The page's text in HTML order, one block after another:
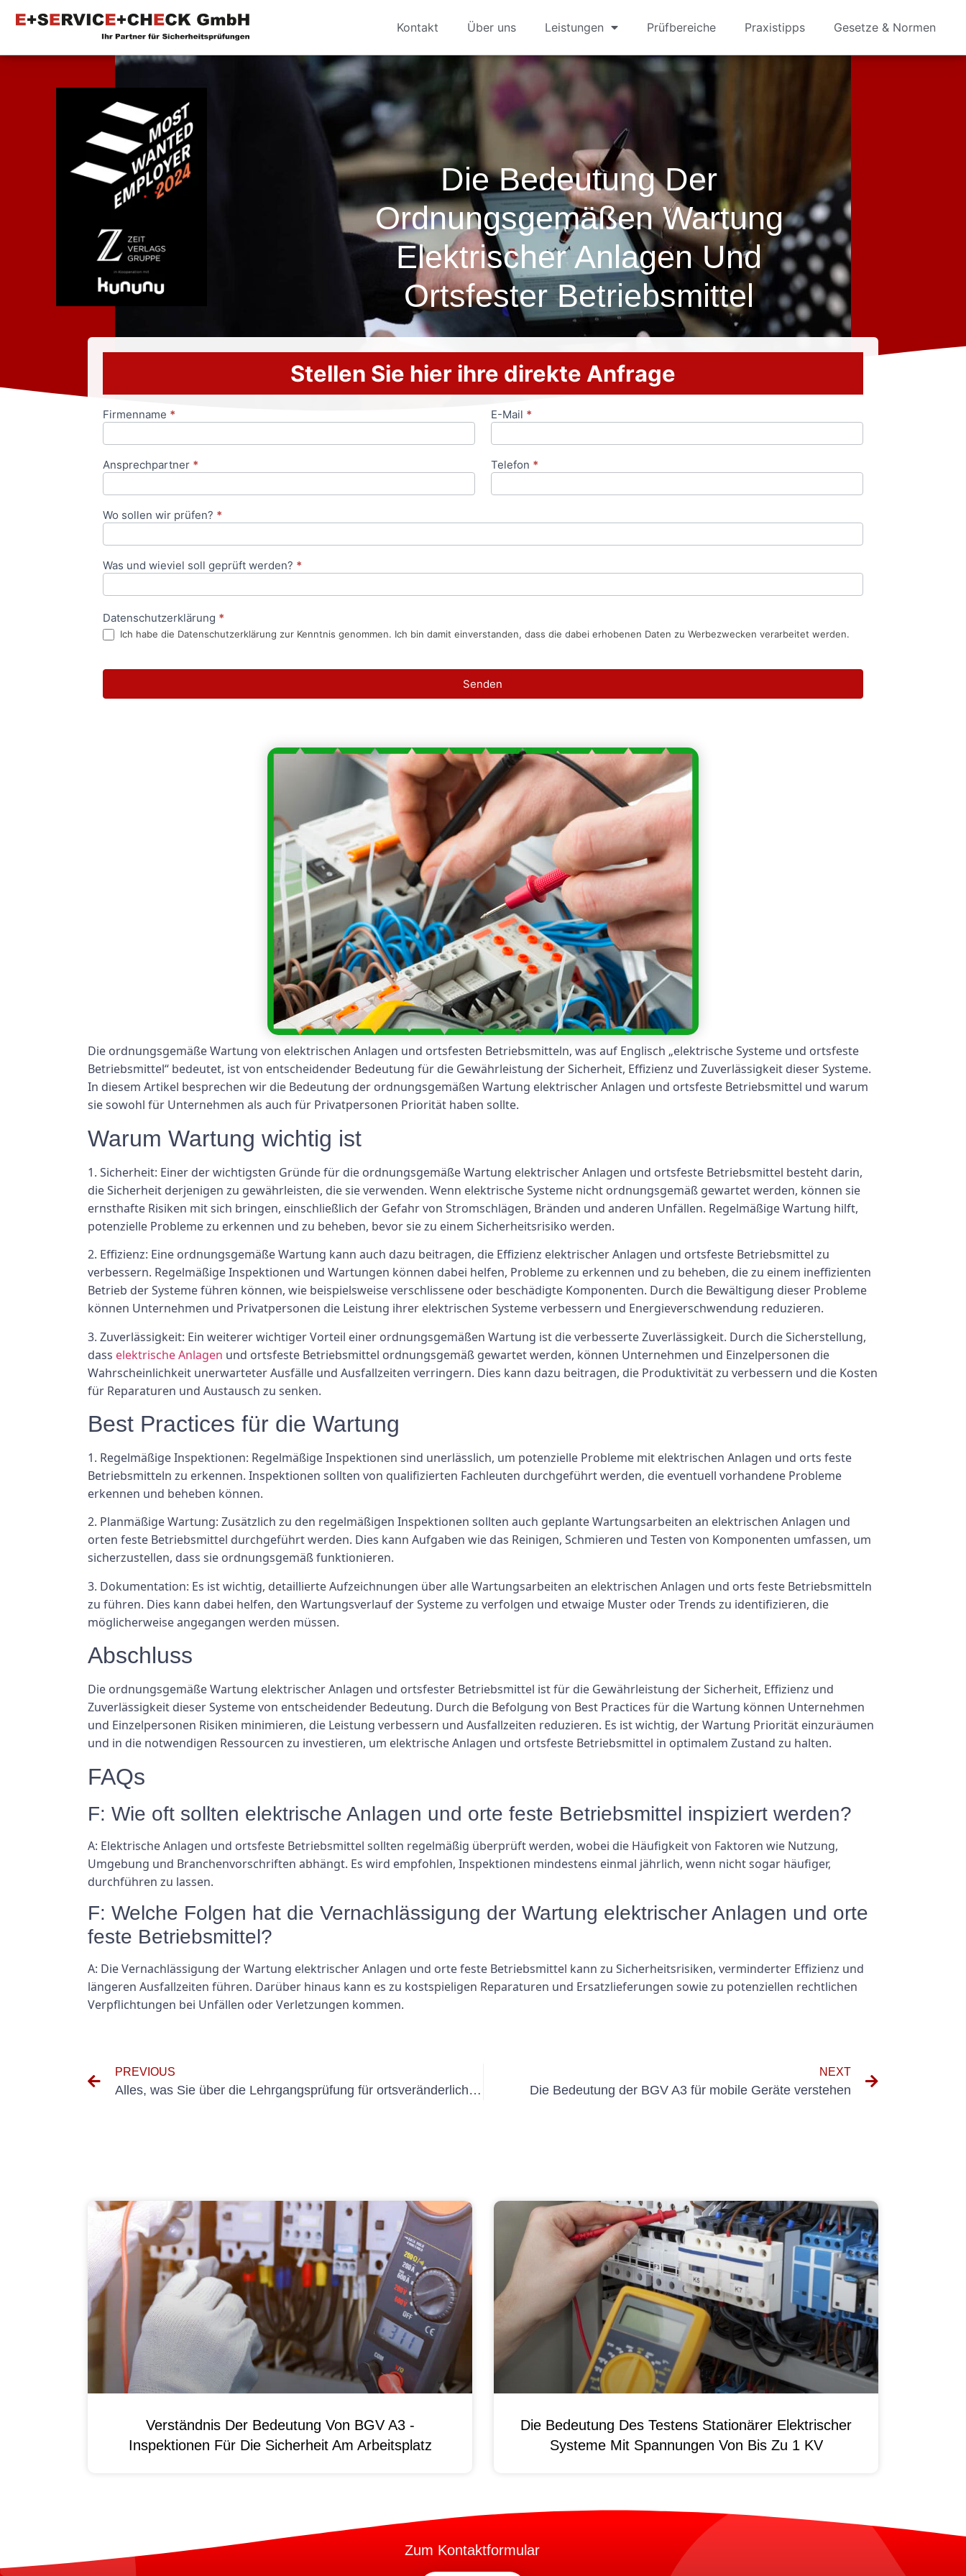
Kontakt Über uns Leistungen Prüfbereiche Praxistipps Gesetze & Normen
Die Bedeutung Der
Ordnungsgemäßen Wartung
Elektrischer Anlagen Und
Ortsfester Betriebsmittel
Stellen Sie hier ihre direkte Anfrage
Anfrageformular
Firmenname * E-Mail *
Ansprechpartner * Telefon *
Wo sollen wir prüfen? *
Was und wieviel soll geprüft werden? *
Datenschutzerklärung *
Ich habe die Datenschutzerklärung zur Kenntnis genommen. Ich bin damit einverstanden, dass die dabei erhobenen Daten zu Werbezwecken verarbeitet werden.
Senden
Die ordnungsgemäße Wartung von elektrischen Anlagen und ortsfesten Betriebsmitteln, was auf Englisch „elektrische Systeme und ortsfeste
Betriebsmittel“ bedeutet, ist von entscheidender Bedeutung für die Gewährleistung der Sicherheit, Effizienz und Zuverlässigkeit dieser Systeme.
In diesem Artikel besprechen wir die Bedeutung der ordnungsgemäßen Wartung elektrischer Anlagen und ortsfeste Betriebsmittel und warum
sie sowohl für Unternehmen als auch für Privatpersonen Priorität haben sollte.
Warum Wartung wichtig ist
1. Sicherheit: Einer der wichtigsten Gründe für die ordnungsgemäße Wartung elektrischer Anlagen und ortsfeste Betriebsmittel besteht darin,
die Sicherheit derjenigen zu gewährleisten, die sie verwenden. Wenn elektrische Systeme nicht ordnungsgemäß gewartet werden, können sie
ernsthafte Risiken mit sich bringen, einschließlich der Gefahr von Stromschlägen, Bränden und anderen Unfällen. Regelmäßige Wartung hilft,
potenzielle Probleme zu erkennen und zu beheben, bevor sie zu einem Sicherheitsrisiko werden.
2. Effizienz: Eine ordnungsgemäße Wartung kann auch dazu beitragen, die Effizienz elektrischer Anlagen und ortsfeste Betriebsmittel zu
verbessern. Regelmäßige Inspektionen und Wartungen können dabei helfen, Probleme zu erkennen und zu beheben, die zu einem ineffizienten
Betrieb der Systeme führen können, wie beispielsweise verschlissene oder beschädigte Komponenten. Durch die Bewältigung dieser Probleme
können Unternehmen und Privatpersonen die Leistung ihrer elektrischen Systeme verbessern und Energieverschwendung reduzieren.
3. Zuverlässigkeit: Ein weiterer wichtiger Vorteil einer ordnungsgemäßen Wartung ist die verbesserte Zuverlässigkeit. Durch die Sicherstellung,
dass elektrische Anlagen und ortsfeste Betriebsmittel ordnungsgemäß gewartet werden, können Unternehmen und Einzelpersonen die
Wahrscheinlichkeit unerwarteter Ausfälle und Ausfallzeiten verringern. Dies kann dazu beitragen, die Produktivität zu verbessern und die Kosten
für Reparaturen und Austausch zu senken.
Best Practices für die Wartung
1. Regelmäßige Inspektionen: Regelmäßige Inspektionen sind unerlässlich, um potenzielle Probleme mit elektrischen Anlagen und orts feste
Betriebsmitteln zu erkennen. Inspektionen sollten von qualifizierten Fachleuten durchgeführt werden, die eventuell vorhandene Probleme
erkennen und beheben können.
2. Planmäßige Wartung: Zusätzlich zu den regelmäßigen Inspektionen sollten auch geplante Wartungsarbeiten an elektrischen Anlagen und
orten feste Betriebsmittel durchgeführt werden. Dies kann Aufgaben wie das Reinigen, Schmieren und Testen von Komponenten umfassen, um
sicherzustellen, dass sie ordnungsgemäß funktionieren.
3. Dokumentation: Es ist wichtig, detaillierte Aufzeichnungen über alle Wartungsarbeiten an elektrischen Anlagen und orts feste Betriebsmitteln
zu führen. Dies kann dabei helfen, den Wartungsverlauf der Systeme zu verfolgen und etwaige Muster oder Trends zu identifizieren, die
möglicherweise angegangen werden müssen.
Abschluss
Die ordnungsgemäße Wartung elektrischer Anlagen und ortsfester Betriebsmittel ist für die Gewährleistung der Sicherheit, Effizienz und
Zuverlässigkeit dieser Systeme von entscheidender Bedeutung. Durch die Befolgung von Best Practices für die Wartung können Unternehmen
und Einzelpersonen Risiken minimieren, die Leistung verbessern und Ausfallzeiten reduzieren. Es ist wichtig, der Wartung Priorität einzuräumen
und in die notwendigen Ressourcen zu investieren, um elektrische Anlagen und ortsfeste Betriebsmittel in optimalem Zustand zu halten.
FAQs
F: Wie oft sollten elektrische Anlagen und orte feste Betriebsmittel inspiziert werden?
A: Elektrische Anlagen und ortsfeste Betriebsmittel sollten regelmäßig überprüft werden, wobei die Häufigkeit von Faktoren wie Nutzung,
Umgebung und Branchenvorschriften abhängt. Es wird empfohlen, Inspektionen mindestens einmal jährlich, wenn nicht sogar häufiger,
durchführen zu lassen.
F: Welche Folgen hat die Vernachlässigung der Wartung elektrischer Anlagen und orte
feste Betriebsmittel?
A: Die Vernachlässigung der Wartung elektrischer Anlagen und orte feste Betriebsmittel kann zu Sicherheitsrisiken, verminderter Effizienz und
längeren Ausfallzeiten führen. Darüber hinaus kann es zu kostspieligen Reparaturen und Ersatzlieferungen sowie zu potenziellen rechtlichen
Verpflichtungen bei Unfällen oder Verletzungen kommen.
PREVIOUS
Alles, was Sie über die Lehrgangsprüfung für ortsveränderliche Geräte wissen müssen
NEXT
Die Bedeutung der BGV A3 für mobile Geräte verstehen
Verständnis Der Bedeutung Von BGV A3 -
Inspektionen Für Die Sicherheit Am Arbeitsplatz
Die Bedeutung Des Testens Stationärer Elektrischer
Systeme Mit Spannungen Von Bis Zu 1 KV
Zum Kontaktformular